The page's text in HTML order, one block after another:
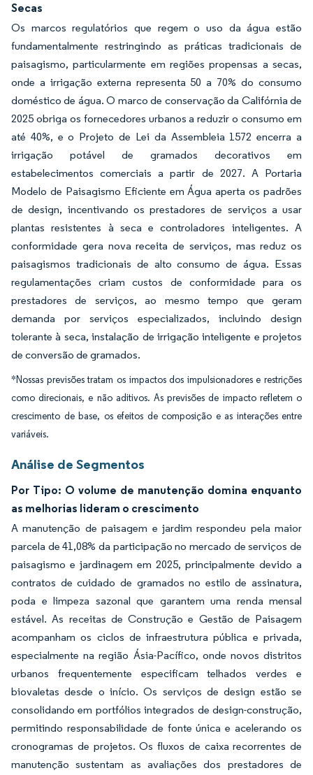
Secas
Os marcos regulatórios que regem o uso da água estão
fundamentalmente restringindo as práticas tradicionais de
paisagismo, particularmente em regiões propensas a secas,
onde a irrigação externa representa 50 a 70% do consumo
doméstico de água. O marco de conservação da Califórnia de
2025 obriga os fornecedores urbanos a reduzir o consumo em
até 40%, e o Projeto de Lei da Assembleia 1572 encerra a
irrigação potável de gramados decorativos em
estabelecimentos comerciais a partir de 2027. A Portaria
Modelo de Paisagismo Eficiente em Água aperta os padrões
de design, incentivando os prestadores de serviços a usar
plantas resistentes à seca e controladores inteligentes. A
conformidade gera nova receita de serviços, mas reduz os
paisagismos tradicionais de alto consumo de água. Essas
regulamentações criam custos de conformidade para os
prestadores de serviços, ao mesmo tempo que geram
demanda por serviços especializados, incluindo design
tolerante à seca, instalação de irrigação inteligente e projetos
de conversão de gramados.
*Nossas previsões tratam os impactos dos impulsionadores e restrições
como direcionais, e não aditivos. As previsões de impacto refletem o
crescimento de base, os efeitos de composição e as interações entre
variáveis.
Análise de Segmentos
Por Tipo: O volume de manutenção domina enquanto
as melhorias lideram o crescimento
A manutenção de paisagem e jardim respondeu pela maior
parcela de 41,08% da participação no mercado de serviços de
paisagismo e jardinagem em 2025, principalmente devido a
contratos de cuidado de gramados no estilo de assinatura,
poda e limpeza sazonal que garantem uma renda mensal
estável. As receitas de Construção e Gestão de Paisagem
acompanham os ciclos de infraestrutura pública e privada,
especialmente na região Ásia-Pacífico, onde novos distritos
urbanos frequentemente especificam telhados verdes e
biovaletas desde o início. Os serviços de design estão se
consolidando em portfólios integrados de design-construção,
permitindo responsabilidade de fonte única e acelerando os
cronogramas de projetos. Os fluxos de caixa recorrentes de
manutenção sustentam as avaliações dos prestadores de